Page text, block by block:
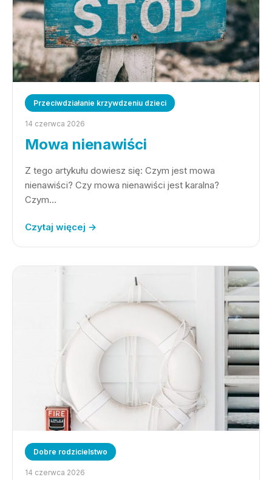
Przeciwdziałanie krzywdzeniu dzieci
14 czerwca 2026
Mowa nienawiści
Z tego artykułu dowiesz się: Czym jest mowa
nienawiści? Czy mowa nienawiści jest karalna?
Czym…
Czytaj więcej →
Dobre rodzicielstwo
14 czerwca 2026